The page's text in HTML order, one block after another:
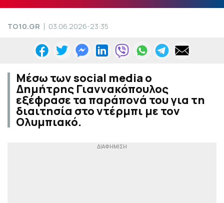
TO10.GR 03.06.2026-23:35
Μέσω των social media ο
Δημήτρης Γιαννακόπουλος
εξέφρασε τα παράπονά του για τη
διαιτησία στο ντέρμπι με τον
Ολυμπιακό.